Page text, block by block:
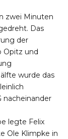
zwei Minuten
Das
der
Opitz und
wurde das
nacheinander
legte Felix
Ole Klimpke in